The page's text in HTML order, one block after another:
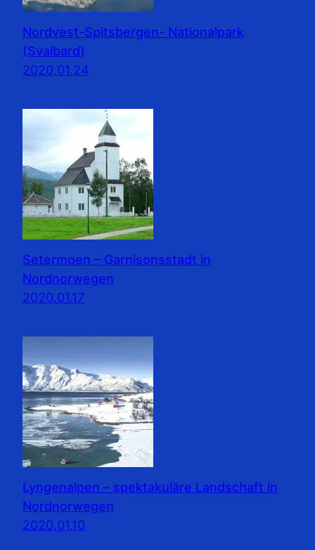
Nordvest-Spitsbergen- Nationalpark
(Svalbard)
2020.01.24
Setermoen – Garnisonsstadt in
Nordnorwegen
2020.01.17
Lyngenalpen – spektakuläre Landschaft in
Nordnorwegen
2020.01.10